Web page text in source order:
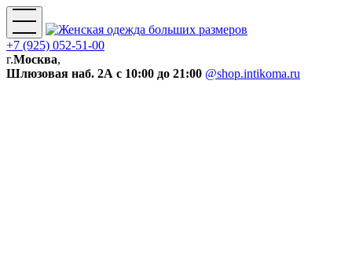
+7 (925) 052-51-00
г.Москва,
Шлюзовая наб. 2А с 10:00 до 21:00 @shop.intikoma.ru